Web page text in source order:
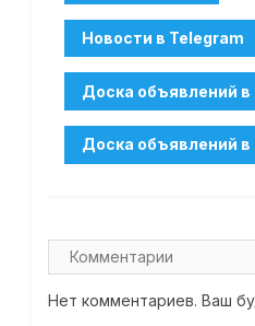
Нет комментариев. Ваш